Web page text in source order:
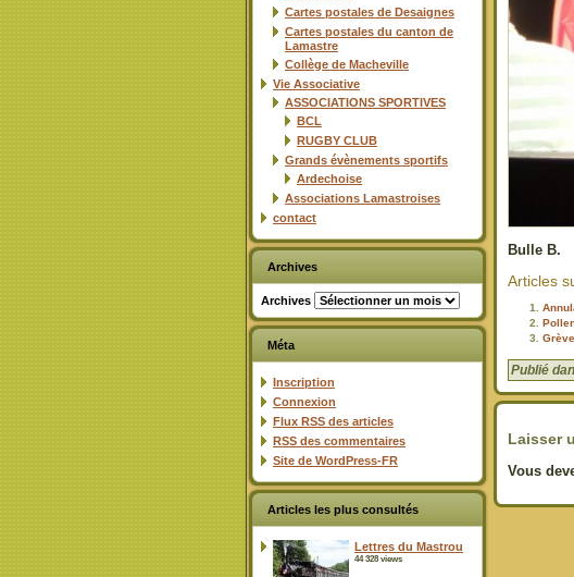
Cartes postales de Desaignes
Cartes postales du canton de
Lamastre
Collège de Macheville
Vie Associative
ASSOCIATIONS SPORTIVES
BCL
RUGBY CLUB
Grands évènements sportifs
Ardechoise
Associations Lamastroises
contact
Archives
Archives
Méta
Inscription
Connexion
Flux RSS des articles
RSS des commentaires
Site de WordPress-FR
Articles les plus consultés
Lettres du Mastrou
44 328 views
Bulle B.
Articles
Publié
Laisser
Vous